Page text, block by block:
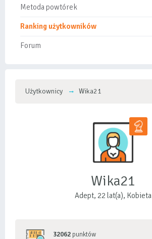
Metoda powtórek
Ranking użytkowników
Forum
Użytkownicy Wika21
Wika21
Adept, 22 lat(a), Kobieta
32062 punktów